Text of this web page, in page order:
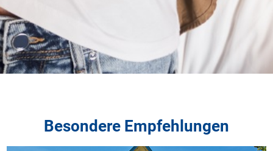
Besondere Empfehlungen